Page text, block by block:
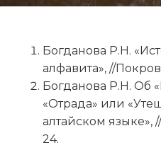
Богданова Р.Н.
алфавита», //
Богданова Р.Н. Об
«Отрада» или
алтайском языке»,
24.